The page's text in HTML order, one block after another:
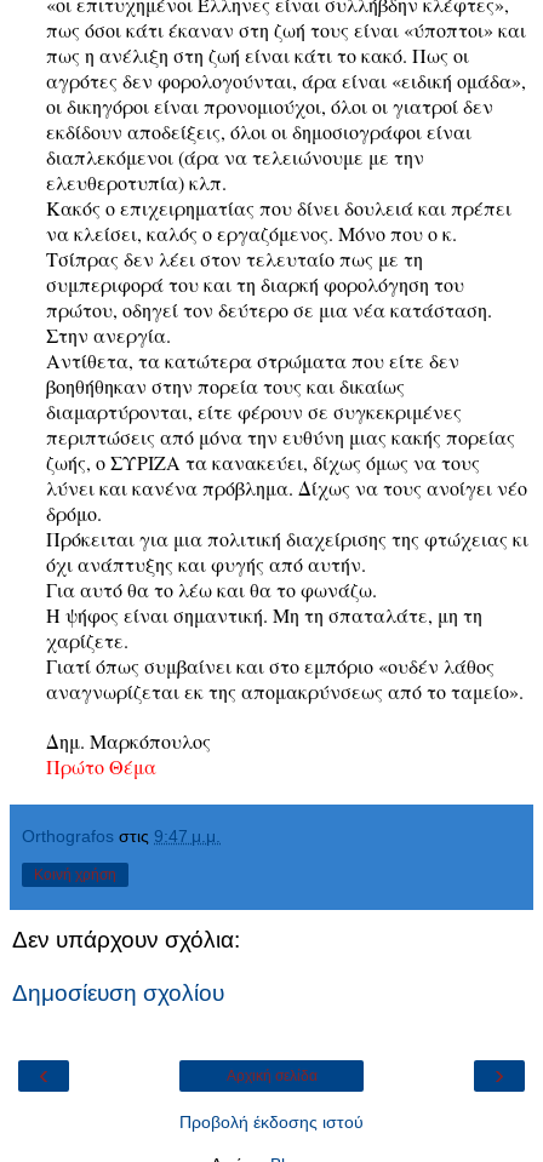
πως όσοι κάτι έκαναν στη ζωή τους είναι «ύποπτοι» και
πως η ανέλιξη στη ζωή είναι κάτι το κακό. Πως οι
αγρότες δεν φορολογούνται, άρα είναι «ειδική ομάδα»,
οι δικηγόροι είναι προνομιούχοι, όλοι οι γιατροί δεν
εκδίδουν αποδείξεις, όλοι οι δημοσιογράφοι είναι
διαπλεκόμενοι (άρα να τελειώνουμε με την
ελευθεροτυπία) κλπ.
Κακός ο επιχειρηματίας που δίνει δουλειά και πρέπει
να κλείσει, καλός ο εργαζόμενος. Μόνο που ο κ.
Τσίπρας δεν λέει στον τελευταίο πως με τη
συμπεριφορά του και τη διαρκή φορολόγηση του
πρώτου, οδηγεί τον δεύτερο σε μια νέα κατάσταση.
Στην ανεργία.
Αντίθετα, τα κατώτερα στρώματα που είτε δεν
βοηθήθηκαν στην πορεία τους και δικαίως
διαμαρτύρονται, είτε φέρουν σε συγκεκριμένες
περιπτώσεις από μόνα την ευθύνη μιας κακής πορείας
ζωής, ο ΣΥΡΙΖΑ τα κανακεύει, δίχως όμως να τους
λύνει και κανένα πρόβλημα. Δίχως να τους ανοίγει νέο
δρόμο.
Πρόκειται για μια πολιτική διαχείρισης της φτώχειας κι
όχι ανάπτυξης και φυγής από αυτήν.
Για αυτό θα το λέω και θα το φωνάζω.
Η ψήφος είναι σημαντική. Μη τη σπαταλάτε, μη τη
χαρίζετε.
Γιατί όπως συμβαίνει και στο εμπόριο «ουδέν λάθος
αναγνωρίζεται εκ της απομακρύνσεως από το ταμείο».
Δημ. Μαρκόπουλος
Πρώτο Θέμα
Orthografos στις 9:47 μ.μ.
Κοινή χρήση
Δεν υπάρχουν σχόλια:
Δημοσίευση σχολίου
‹ ›
Αρχική σελίδα
Προβολή έκδοσης ιστού